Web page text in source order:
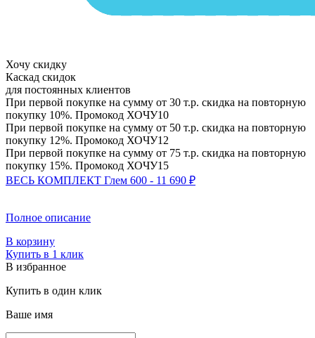
Хочу скидку
Каскад скидок
для постоянных клиентов
При первой покупке на сумму от 30 т.р. скидка на повторную
покупку 10%. Промокод ХОЧУ10
При первой покупке на сумму от 50 т.р. скидка на повторную
покупку 12%. Промокод ХОЧУ12
При первой покупке на сумму от 75 т.р. скидка на повторную
покупку 15%. Промокод ХОЧУ15
ВЕСЬ КОМПЛЕКТ Глем 600 - 11 690 ₽
Полное описание
В корзину
Купить в 1 клик
В избранное
Купить в один клик
Ваше имя